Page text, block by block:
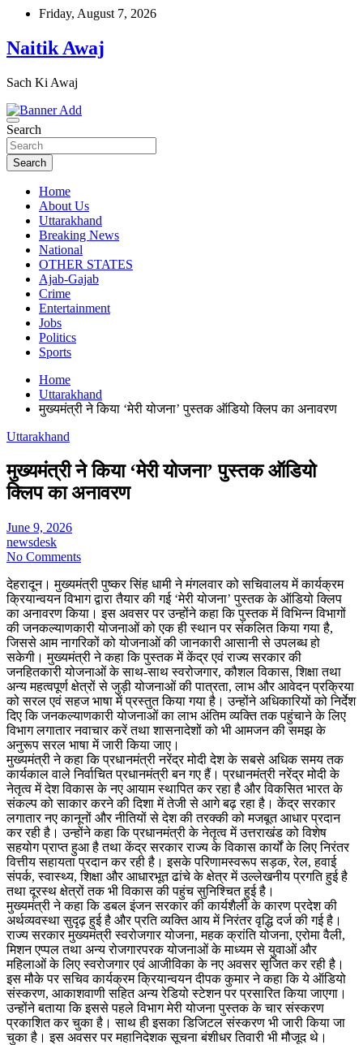
Skip
content
Friday, August 7, 2026
Naitik Awaj
Sach Ki Awaj
Search
Search
Home
About Us
Uttarakhand
Breaking News
National
OTHER STATES
Ajab-Gajab
Crime
Entertainment
Jobs
Politics
Sports
Home
Uttarakhand
मुख्यमंत्री ने किया ‘मेरी योजना’ पुस्तक ऑडियो क्लिप का अनावरण
Uttarakhand
मुख्यमंत्री ने किया ‘मेरी योजना’ पुस्तक ऑडियो
क्लिप का अनावरण
June 9, 2026
newsdesk
No Comments
देहरादून। मुख्यमंत्री पुष्कर सिंह धामी ने मंगलवार को सचिवालय में कार्यक्रम
क्रियान्वयन विभाग द्वारा तैयार की गई ‘मेरी योजना’ पुस्तक के ऑडियो क्लिप
का अनावरण किया। इस अवसर पर उन्होंने कहा कि पुस्तक में विभिन्न विभागों
की जनकल्याणकारी योजनाओं को एक ही स्थान पर संकलित किया गया है,
जिससे आम नागरिकों को योजनाओं की जानकारी आसानी से उपलब्ध हो
सकेगी। मुख्यमंत्री ने कहा कि पुस्तक में केंद्र एवं राज्य सरकार की
जनहितकारी योजनाओं के साथ-साथ स्वरोजगार, कौशल विकास, शिक्षा तथा
अन्य महत्वपूर्ण क्षेत्रों से जुड़ी योजनाओं की पात्रता, लाभ और आवेदन प्रक्रिया
को सरल एवं सहज भाषा में प्रस्तुत किया गया है। उन्होंने अधिकारियों को निर्देश
दिए कि जनकल्याणकारी योजनाओं का लाभ अंतिम व्यक्ति तक पहुंचाने के लिए
विभाग लगातार नवाचार करें तथा शासनादेशों को भी आमजन की समझ के
अनुरूप सरल भाषा में जारी किया जाए।
मुख्यमंत्री ने कहा कि प्रधानमंत्री नरेंद्र मोदी देश के सबसे अधिक समय तक
कार्यकाल वाले निर्वाचित प्रधानमंत्री बन गए हैं। प्रधानमंत्री नरेंद्र मोदी के
नेतृत्व में देश विकास के नए आयाम स्थापित कर रहा है और विकसित भारत के
संकल्प को साकार करने की दिशा में तेजी से आगे बढ़ रहा है। केंद्र सरकार
लगातार नए कानूनों और नीतियों से देश की तरक्की को मजबूत आधार प्रदान
कर रही है। उन्होंने कहा कि प्रधानमंत्री के नेतृत्व में उत्तराखंड को विशेष
सहयोग प्राप्त हुआ है तथा केंद्र सरकार राज्य के विकास कार्यों के लिए निरंतर
वित्तीय सहायता प्रदान कर रही है। इसके परिणामस्वरूप सड़क, रेल, हवाई
संपर्क, स्वास्थ्य, शिक्षा और आधारभूत ढांचे के क्षेत्र में उल्लेखनीय प्रगति हुई है
तथा दूरस्थ क्षेत्रों तक भी विकास की पहुंच सुनिश्चित हुई है।
मुख्यमंत्री ने कहा कि डबल इंजन सरकार की कार्यशैली के कारण प्रदेश की
अर्थव्यवस्था सुदृढ़ हुई है और प्रति व्यक्ति आय में निरंतर वृद्धि दर्ज की गई है।
राज्य सरकार मुख्यमंत्री स्वरोजगार योजना, महक क्रांति योजना, एरोमा वैली,
मिशन एप्पल तथा अन्य रोजगारपरक योजनाओं के माध्यम से युवाओं और
महिलाओं के लिए स्वरोजगार एवं आजीविका के नए अवसर सृजित कर रही है।
इस मौके पर सचिव कार्यक्रम क्रियान्वयन दीपक कुमार ने कहा कि ये ऑडियो
संस्करण, आकाशवाणी सहित अन्य रेडियो स्टेशन पर प्रसारित किया जाएगा।
उन्होंने बताया कि इससे पहले विभाग मेरी योजना पुस्तक के चार संस्करण
प्रकाशित कर चुका है। साथ ही इसका डिजिटल संस्करण भी जारी किया जा
चुका है। इस अवसर पर महानिदेशक सूचना बंशीधर तिवारी भी मौजूद थे।